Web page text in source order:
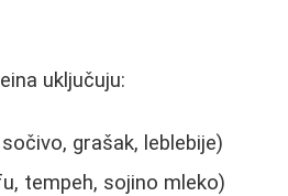
uključuju:
grašak, leblebije)
tempeh, sojino mleko)